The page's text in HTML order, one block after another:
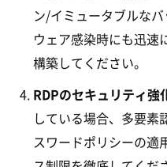
ン/イミュータブルな
ウェア感染時にも迅速
構築してください。
RDPのセキュリティ強
している場合、多要素
スワードポリシーの適